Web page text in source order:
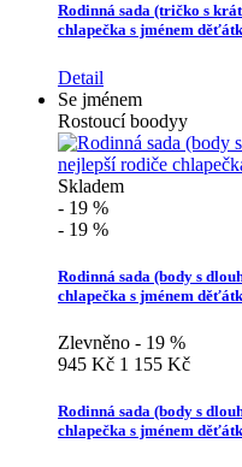
Rodinná sada (tričko s
chlapečka s jménem
Detail
Se jménem
Rostoucí boodyy
Skladem
- 19 %
- 19 %
Rodinná sada (body s
chlapečka s jménem
Zlevněno - 19 %
945 Kč 1 155 Kč
Rodinná sada (body s
chlapečka s jménem